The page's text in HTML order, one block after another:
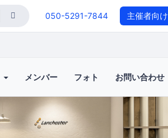
050-5291-7844 主催者向け
メンバー フォト お問い合わせ